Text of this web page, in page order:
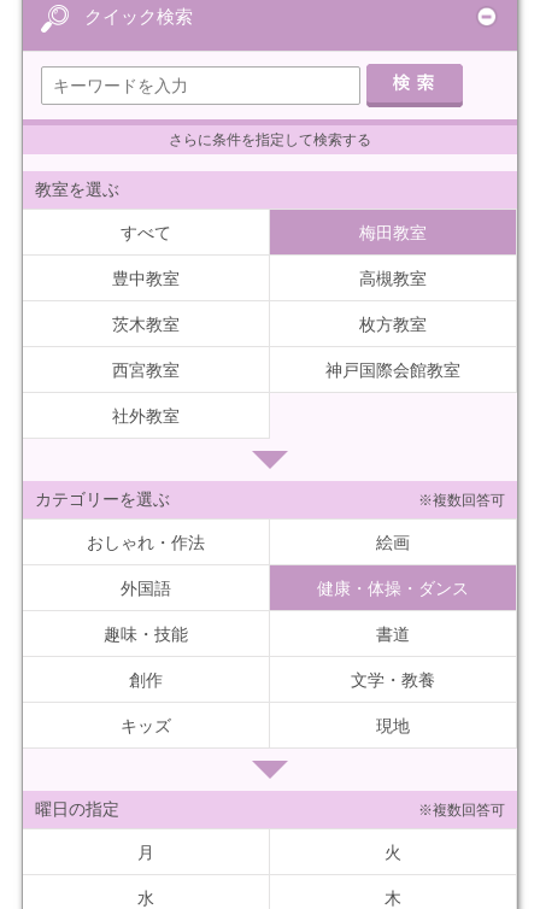
クイック検索
さらに条件を指定して検索する
教室を選ぶ
すべて 梅田教室
豊中教室 高槻教室
茨木教室 枚方教室
西宮教室 神戸国際会館教室
社外教室
カテゴリーを選ぶ ※複数回答可
おしゃれ・作法 絵画
外国語 健康・体操・ダンス
趣味・技能 書道
創作 文学・教養
キッズ 現地
曜日の指定 ※複数回答可
月 火
水 木